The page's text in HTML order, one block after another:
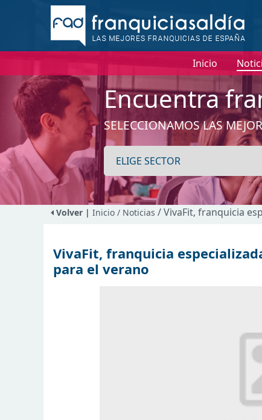
Inicio
Encuentra
SELECCIONAMOS LAS
Volver | Inicio / Noticias / VivaFit, franquicia
VivaFit, franquicia
para el verano